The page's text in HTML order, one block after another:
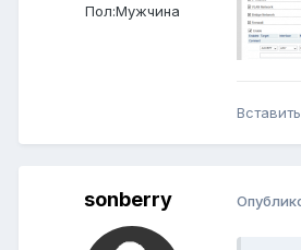
Пол:Мужчина
sonberry